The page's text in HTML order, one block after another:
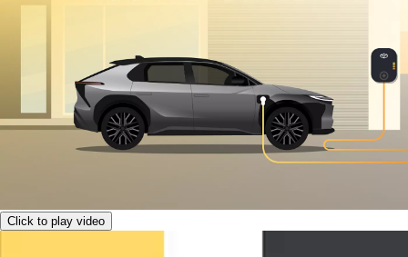
Click to play video